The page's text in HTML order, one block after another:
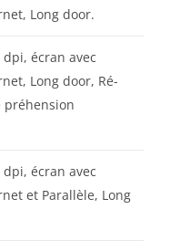
Long door.
écran avec
Long door, Ré-
écran avec
et Parallèle, Long